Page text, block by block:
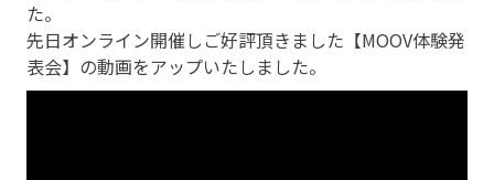
た。
先日オンライン開催しご好評頂きました【MOOV体験発
表会】の動画をアップいたしました。